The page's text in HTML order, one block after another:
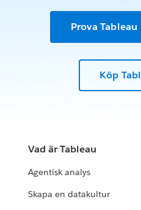
Prova
Köp
Vad är Tableau
Agentisk analys
Skapa en datakultur